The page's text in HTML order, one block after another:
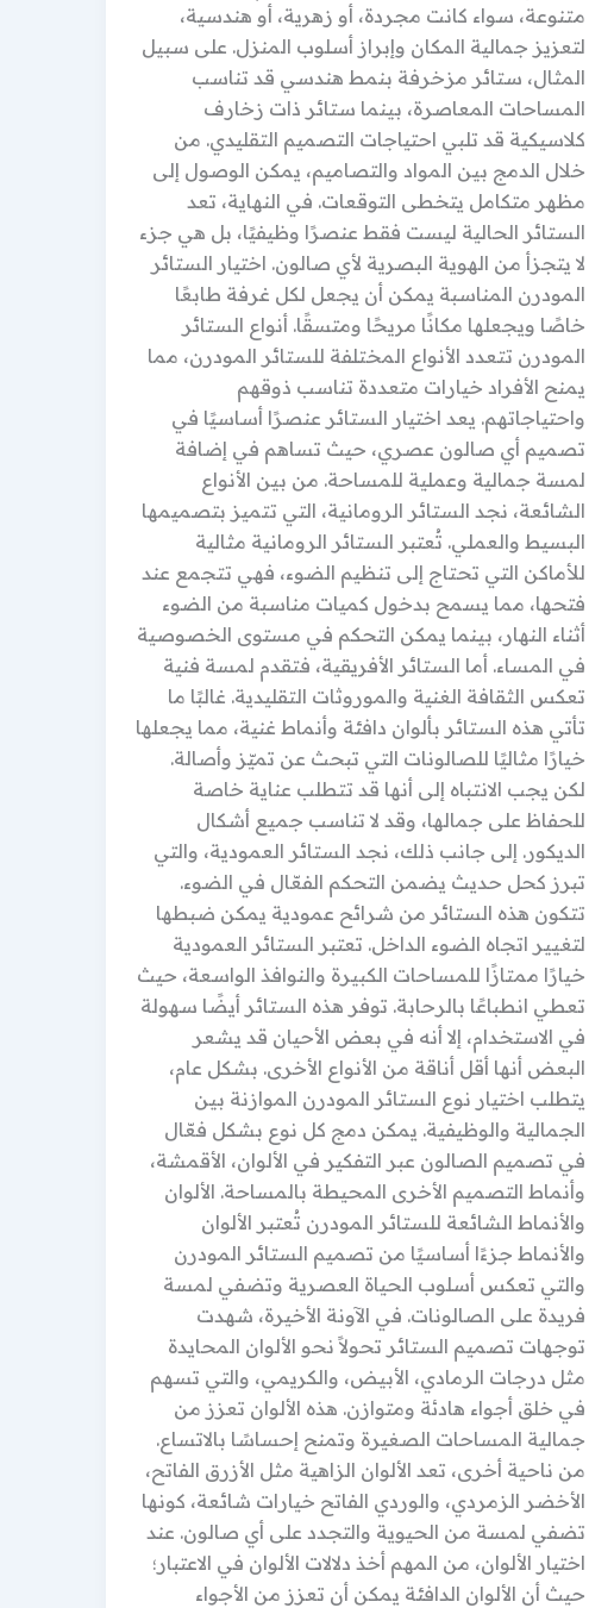
متنوعة، سواء كانت مجردة، أو زهرية، أو هندسية،
لتعزيز جمالية المكان وإبراز أسلوب المنزل. على سبيل
المثال، ستائر مزخرفة بنمط هندسي قد تناسب
المساحات المعاصرة، بينما ستائر ذات زخارف
كلاسيكية قد تلبي احتياجات التصميم التقليدي. من
خلال الدمج بين المواد والتصاميم، يمكن الوصول إلى
مظهر متكامل يتخطى التوقعات. في النهاية، تعد
الستائر الحالية ليست فقط عنصرًا وظيفيًا، بل هي جزء
لا يتجزأ من الهوية البصرية لأي صالون. اختيار الستائر
المودرن المناسبة يمكن أن يجعل لكل غرفة طابعًا
خاصًا ويجعلها مكانًا مريحًا ومتسقًا. أنواع الستائر
المودرن تتعدد الأنواع المختلفة للستائر المودرن، مما
يمنح الأفراد خيارات متعددة تناسب ذوقهم
واحتياجاتهم. يعد اختيار الستائر عنصرًا أساسيًا في
تصميم أي صالون عصري، حيث تساهم في إضافة
لمسة جمالية وعملية للمساحة. من بين الأنواع
الشائعة، نجد الستائر الرومانية، التي تتميز بتصميمها
البسيط والعملي. تُعتبر الستائر الرومانية مثالية
للأماكن التي تحتاج إلى تنظيم الضوء، فهي تتجمع عند
فتحها، مما يسمح بدخول كميات مناسبة من الضوء
أثناء النهار، بينما يمكن التحكم في مستوى الخصوصية
في المساء. أما الستائر الأفريقية، فتقدم لمسة فنية
تعكس الثقافة الغنية والموروثات التقليدية. غالبًا ما
تأتي هذه الستائر بألوان دافئة وأنماط غنية، مما يجعلها
خيارًا مثاليًا للصالونات التي تبحث عن تميّز وأصالة.
لكن يجب الانتباه إلى أنها قد تتطلب عناية خاصة
للحفاظ على جمالها، وقد لا تناسب جميع أشكال
الديكور. إلى جانب ذلك، نجد الستائر العمودية، والتي
تبرز كحل حديث يضمن التحكم الفعّال في الضوء.
تتكون هذه الستائر من شرائح عمودية يمكن ضبطها
لتغيير اتجاه الضوء الداخل. تعتبر الستائر العمودية
خيارًا ممتازًا للمساحات الكبيرة والنوافذ الواسعة، حيث
تعطي انطباعًا بالرحابة. توفر هذه الستائر أيضًا سهولة
في الاستخدام، إلا أنه في بعض الأحيان قد يشعر
البعض أنها أقل أناقة من الأنواع الأخرى. بشكل عام،
يتطلب اختيار نوع الستائر المودرن الموازنة بين
الجمالية والوظيفية. يمكن دمج كل نوع بشكل فعّال
في تصميم الصالون عبر التفكير في الألوان، الأقمشة،
وأنماط التصميم الأخرى المحيطة بالمساحة. الألوان
والأنماط الشائعة للستائر المودرن تُعتبر الألوان
والأنماط جزءًا أساسيًا من تصميم الستائر المودرن
والتي تعكس أسلوب الحياة العصرية وتضفي لمسة
فريدة على الصالونات. في الآونة الأخيرة، شهدت
توجهات تصميم الستائر تحولاً نحو الألوان المحايدة
مثل درجات الرمادي، الأبيض، والكريمي، والتي تسهم
في خلق أجواء هادئة ومتوازن. هذه الألوان تعزز من
جمالية المساحات الصغيرة وتمنح إحساسًا بالاتساع.
من ناحية أخرى، تعد الألوان الزاهية مثل الأزرق الفاتح،
الأخضر الزمردي، والوردي الفاتح خيارات شائعة، كونها
تضفي لمسة من الحيوية والتجدد على أي صالون. عند
اختيار الألوان، من المهم أخذ دلالات الألوان في الاعتبار؛
حيث أن الألوان الدافئة يمكن أن تعزز من الأجواء